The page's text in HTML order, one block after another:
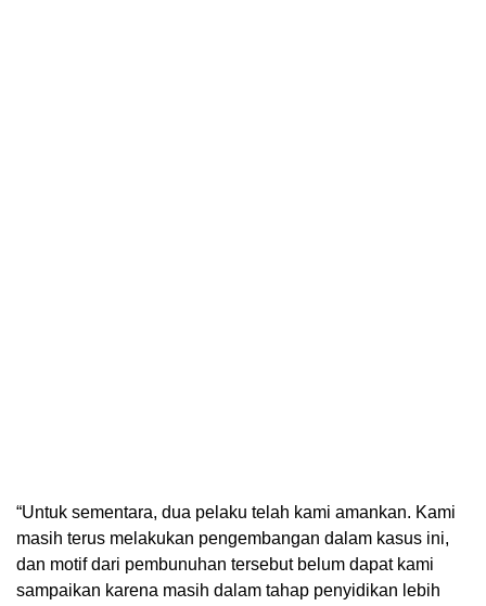
“Untuk sementara, dua pelaku telah kami amankan. Kami
masih terus melakukan pengembangan dalam kasus ini,
dan motif dari pembunuhan tersebut belum dapat kami
sampaikan karena masih dalam tahap penyidikan lebih